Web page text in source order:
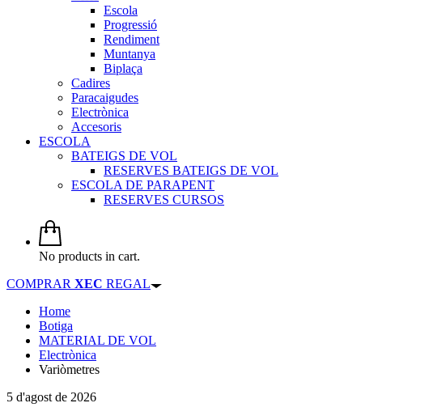
Escola
Progressió
Rendiment
Muntanya
Biplaça
Cadires
Paracaigudes
Electrònica
Accesoris
ESCOLA
BATEIGS DE VOL
RESERVES BATEIGS DE VOL
ESCOLA DE PARAPENT
RESERVES CURSOS
No products in cart.
COMPRAR XEC REGAL
Home
Botiga
MATERIAL DE VOL
Electrònica
Variòmetres
5 d'agost de 2026